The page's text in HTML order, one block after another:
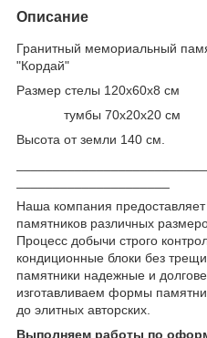
Описание
Гранитный мемориальный
"Кордай"
Размер стелы 120х60х8 см
тумбы 70х20х20 см
Высота от земли 140 см.
Наша компания
памятников различных
Процесс добычи строго
кондиционные блоки без
памятники надежные и
изготавливаем формы
до элитных авторских.
Выполняем работы по